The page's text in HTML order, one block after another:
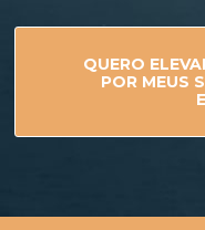
QUERO
POR MEUS